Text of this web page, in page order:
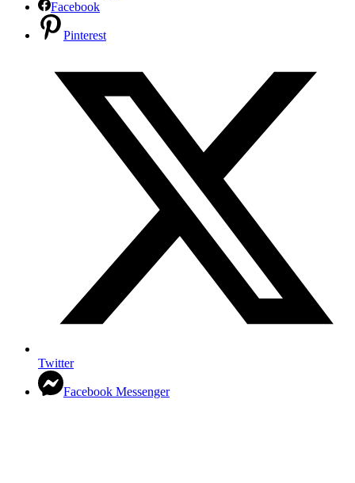
Facebook
Pinterest
Twitter
Facebook Messenger